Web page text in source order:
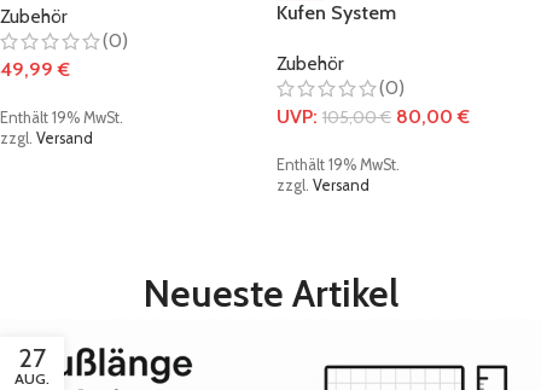
Länge: 264mm
Zubehör
(0)
49,99€
Enthält 19% MwSt.
zzgl. Versand
Kufen System
Zubehör
(0)
UVP: 105,00€ 80,00€
Enthält 19% MwSt.
zzgl. Versand
Neueste Artikel
27
AUG.